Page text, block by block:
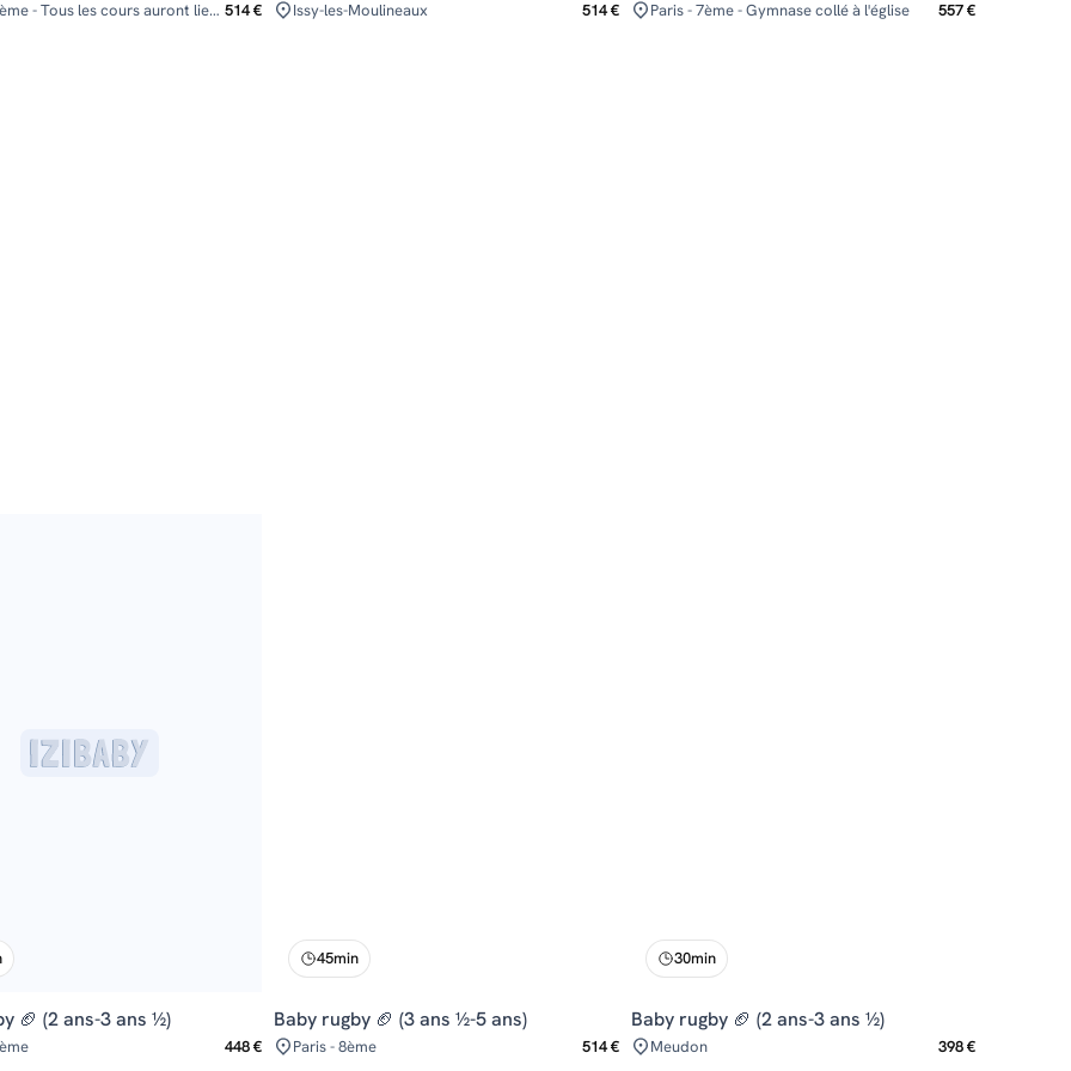
Paris - 16ème - Tous les cours auront lieu au dans la Salle Multisports - 2ème étage (passez la grille et contournez le bâtiment blanc par la gauche, au bout du chemin qui part a droite à angle droit vous trouverez l'entrée du gymnase). Sauf le cours de samedi matin à 11h15 qui aura lieu dans le dojo, au 1er étage. 514 € Issy-les-Moulineaux 514 € Paris - 7ème - Gymnase collé à l'église 557 €
🏈 (2 ans-3 ans ½)
448 €
45min
Baby rugby 🏈 (3 ans ½-5 ans)
Paris - 8ème 514 €
30min
Baby rugby 🏈 (2 ans-3 ans ½)
Meudon 398 €